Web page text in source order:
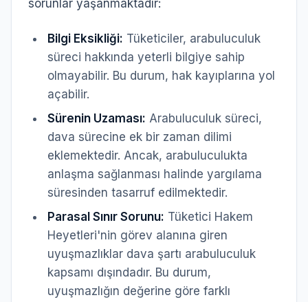
sorunlar yaşanmaktadır:
Bilgi Eksikliği: Tüketiciler, arabuluculuk
süreci hakkında yeterli bilgiye sahip
olmayabilir. Bu durum, hak kayıplarına yol
açabilir.
Sürenin Uzaması: Arabuluculuk süreci,
dava sürecine ek bir zaman dilimi
eklemektedir. Ancak, arabuluculukta
anlaşma sağlanması halinde yargılama
süresinden tasarruf edilmektedir.
Parasal Sınır Sorunu: Tüketici Hakem
Heyetleri'nin görev alanına giren
uyuşmazlıklar dava şartı arabuluculuk
kapsamı dışındadır. Bu durum,
uyuşmazlığın değerine göre farklı